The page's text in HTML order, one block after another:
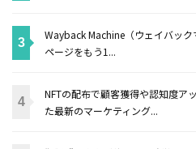
Wayback Machine（ウェイバッ
ページをもう1...
NFTの配布で顧客獲得や認知度ア
た最新のマーケティング...